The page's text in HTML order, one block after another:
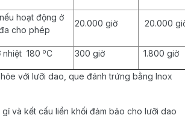
hoạt động ở
cho phép
20.000 giờ 20.000
nhiệt 180 oC 300 giờ 1.800 giờ
với lưỡi dao, que đánh trứng bằng Inox
và kết cấu liền khối đảm bảo cho lưỡi dao